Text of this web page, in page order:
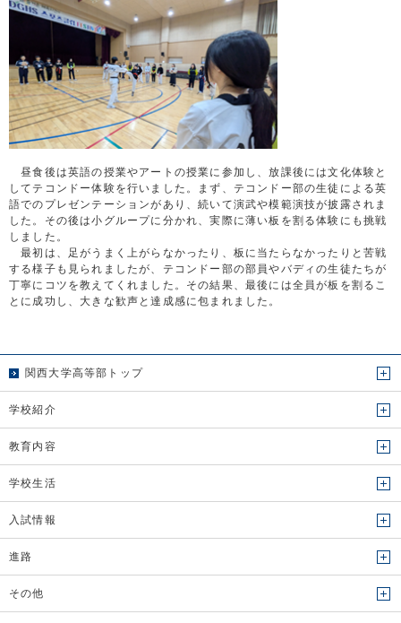
昼食後は英語の授業やアートの授業に参加し、放課後には文化体験と
してテコンドー体験を行いました。まず、テコンドー部の生徒による英
語でのプレゼンテーションがあり、続いて演武や模範演技が披露されま
した。その後は小グループに分かれ、実際に薄い板を割る体験にも挑戦
しました。
最初は、足がうまく上がらなかったり、板に当たらなかったりと苦戦
する様子も見られましたが、テコンドー部の部員やバディの生徒たちが
丁寧にコツを教えてくれました。その結果、最後には全員が板を割るこ
とに成功し、大きな歓声と達成感に包まれました。
関西大学高等部トップ
学校紹介
教育内容
学校生活
入試情報
進路
その他